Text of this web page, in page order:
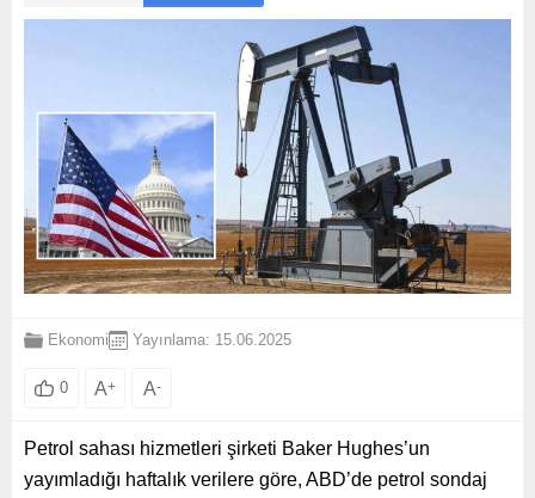
Ekonomi Yayınlama: 15.06.2025
0 A+ A-
Petrol sahası hizmetleri şirketi Baker Hughes’un
yayımladığı haftalık verilere göre, ABD’de petrol sondaj